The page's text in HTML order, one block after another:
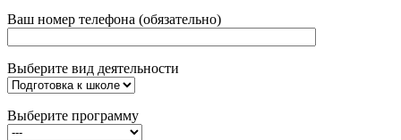
Ваш номер телефона (обязательно)
Выберите вид деятельности
Выберите программу